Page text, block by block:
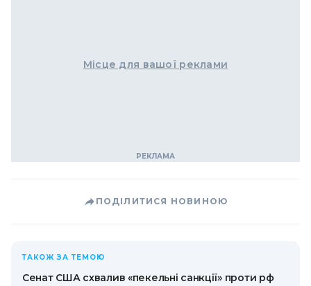
Місце для вашої реклами
ПОДІЛИТИСЯ НОВИНОЮ
ТАКОЖ ЗА ТЕМОЮ
Сенат США схвалив «пекельні санкції» проти рф